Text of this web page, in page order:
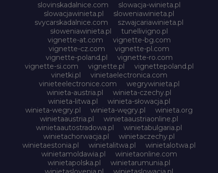
slovinskadalnice.com
slowacja-winieta.pl
slowacjawinieta.pl
sloweniawinieta.pl
svycarskadalnice.com
szwajcariawinieta.pl
słoweniawinieta.pl
tunellivigno.pl
vignette-at.com
vignette-bg.com
vignette-cz.com
vignette-pl.com
vignette-poland.pl
vignette-ro.com
vignette-si.com
vignette.pl
vignettepoland.pl
vinetki.pl
vinietaelectronica.com
vinieteelectronice.com
wegrywinieta.pl
winieta-austria.pl
winieta-czechy.pl
winieta-litwa.pl
winieta-słowacja.pl
winieta-wegry.pl
winieta-węgry.pl
winieta.org
winietaaustria.pl
winietaaustriaonline.pl
winietaautostradowa.pl
winietabulgaria.pl
winietachorwacja.pl
winietaczechy.pl
winietaestonia.pl
winietalitwa.pl
winietalotwa.pl
winietamoldawia.pl
winietaonline.com
winietapolska.pl
winietarumunia.pl